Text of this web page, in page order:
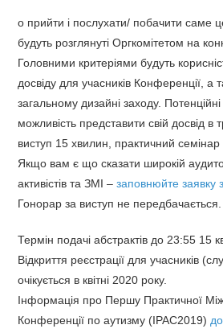
о прийти і послухати/ побачити саме
будуть розглянуті Оргкомітетом на
Головними критеріями будуть
досвіду для учасників Конференції, а
загальному дизайні заходу.
можливість представити свій досвід
виступ 15 хвилин, практичний
Якщо вам є що сказати широкій
активістів та ЗМІ –заповнюйте заявку
Гонорар за виступ не передбачається.
Термін подачі абстрактів до 23:55 15
Відкриття реєстрації для учасників
очікується в квітні 2020 року.
Інформація про Першу Практичної
Конференції по аутизму (IPAC2019)